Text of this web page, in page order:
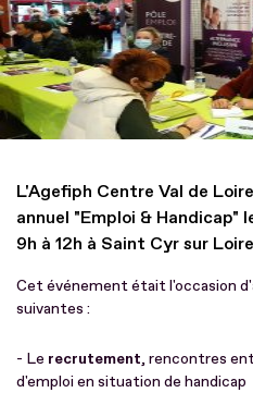
L'Agefiph Centre Val de
annuel "Emploi & Handicap"
9h à 12h à Saint Cyr sur Loire
Cet événement était l'occasion
suivantes :
- Le recrutement, rencontres
d'emploi en situation de handicap